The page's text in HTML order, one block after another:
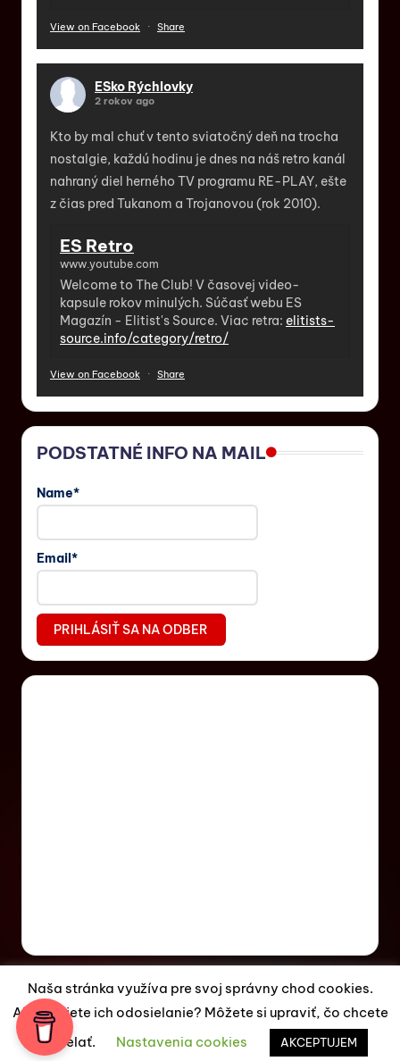
View on Facebook · Share
ESko Rýchlovky
2 rokov ago
Kto by mal chuť v tento sviatočný deň na trocha
nostalgie, každú hodinu je dnes na náš retro kanál
nahraný diel herného TV programu RE-PLAY, ešte
z čias pred Tukanom a Trojanovou (rok 2010).
ES Retro
www.youtube.com
Welcome to The Club! V časovej video-
kapsule rokov minulých. Súčasť webu ES
Magazín - Elitist's Source. Viac retra: elitists-
source.info/category/retro/
View on Facebook · Share
PODSTATNÉ INFO NA MAIL
Name*
Email*
Copyright 2026 —ES Magazín. All rights reserved.
Bloghash WordPress Theme
Naša stránka využíva pre svoj správny chod cookies.
Akceptujete ich odosielanie? Môžete si upraviť, čo chcete
odosielať.
Nastavenia cookies AKCEPTUJEM